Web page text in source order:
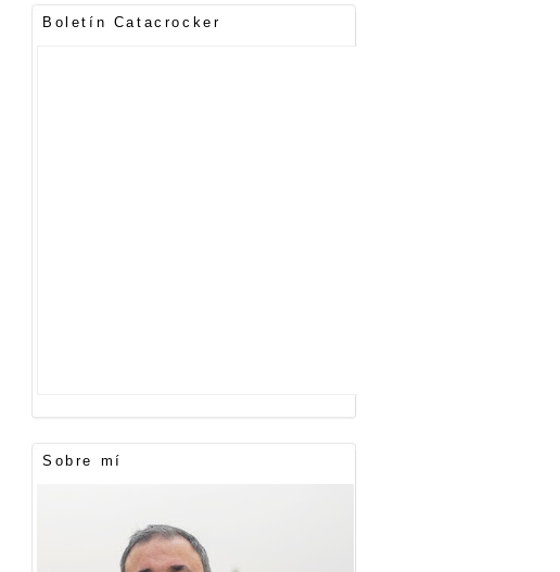
Boletín Catacrocker
Sobre mí